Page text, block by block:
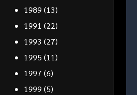
1989 (13)
1991 (22)
1993 (27)
1995 (11)
1997 (6)
1999 (5)